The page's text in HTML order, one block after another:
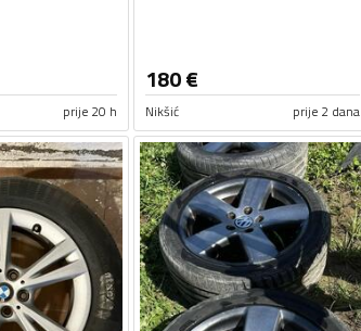
prije 20 h
180€
Nikšić prije 2 dana